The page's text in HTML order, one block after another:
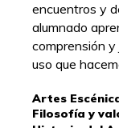
encuentros y
alumnado
comprensión
uso que
Artes
Filosofía y